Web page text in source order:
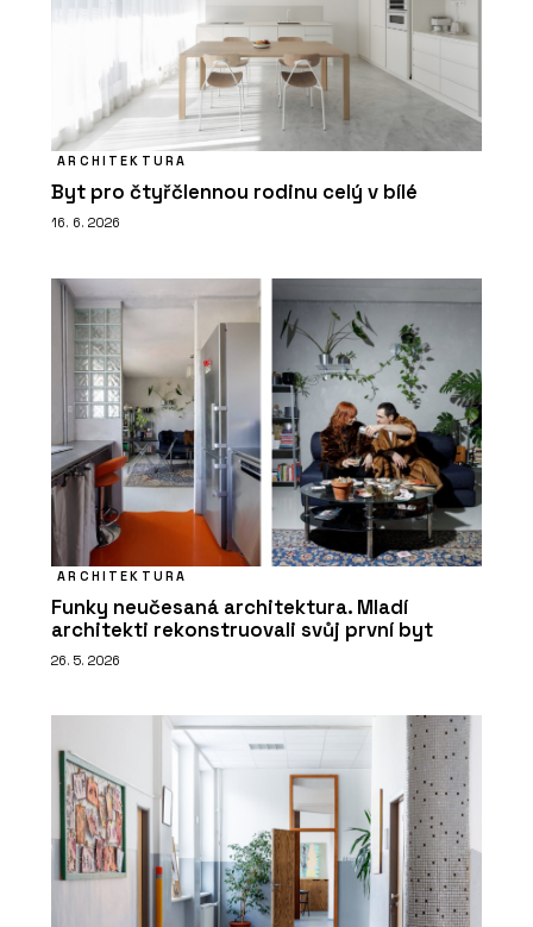
ARCHITEKTURA
Byt pro čtyřčlennou rodinu celý v bílé
16. 6. 2026
ARCHITEKTURA
Funky neučesaná architektura. Mladí
architekti rekonstruovali svůj první byt
26. 5. 2026